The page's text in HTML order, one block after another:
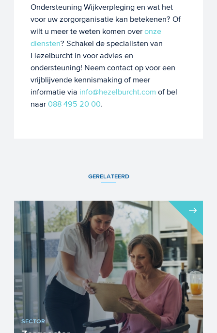
Ondersteuning Wijkverpleging en wat het
voor uw zorgorganisatie kan betekenen? Of
wilt u meer te weten komen over onze
diensten? Schakel de specialisten van
Hezelburcht in voor advies en
ondersteuning! Neem contact op voor een
vrijblijvende kennismaking of meer
informatie via info@hezelburcht.com of bel
naar 088 495 20 00.
GERELATEERD
SECTOR